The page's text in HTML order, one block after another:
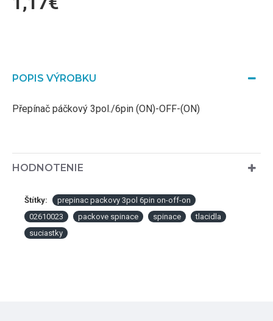
POPIS VÝROBKU
Přepínač páčkový 3pol./6pin (ON)-OFF-(ON)
HODNOTENIE
Štítky:
prepinac packovy 3pol 6pin on-off-on
02610023
packove spinace spinace
tlacidla
suciastky